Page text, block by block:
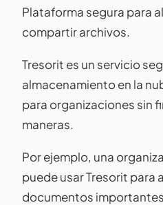
Plataforma segura para
compartir archivos.
Tresorit es un servicio
almacenamiento en la
para organizaciones sin
maneras.
Por ejemplo, una
puede usar Tresorit para
documentos